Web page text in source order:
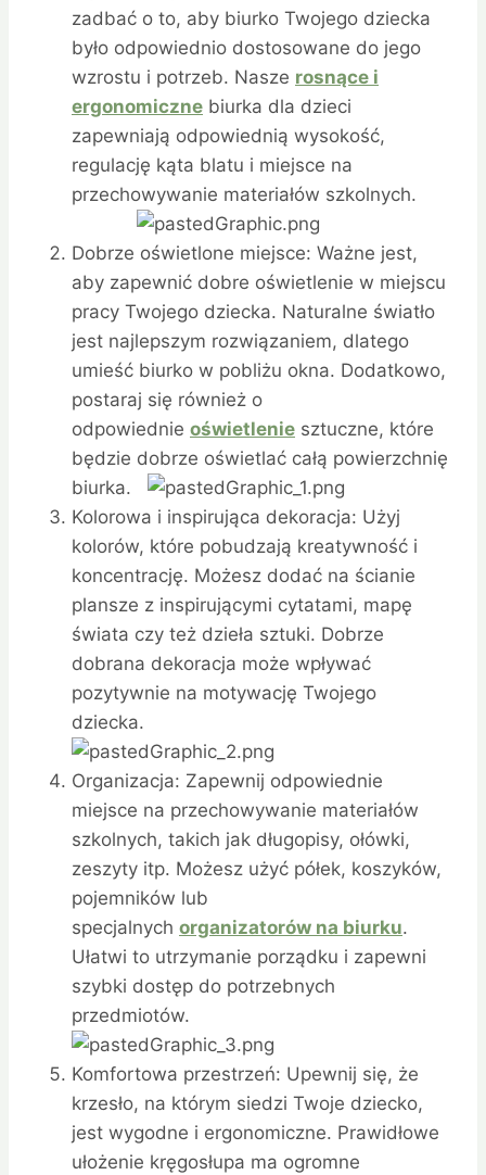
zadbać o to, aby biurko Twojego dziecka
było odpowiednio dostosowane do jego
wzrostu i potrzeb. Nasze rosnące i
ergonomiczne biurka dla dzieci
zapewniają odpowiednią wysokość,
regulację kąta blatu i miejsce na
przechowywanie materiałów szkolnych.
Dobrze oświetlone miejsce: Ważne jest,
aby zapewnić dobre oświetlenie w miejscu
pracy Twojego dziecka. Naturalne światło
jest najlepszym rozwiązaniem, dlatego
umieść biurko w pobliżu okna. Dodatkowo,
postaraj się również o
odpowiednie oświetlenie sztuczne, które
będzie dobrze oświetlać całą powierzchnię
biurka.
Kolorowa i inspirująca dekoracja: Użyj
kolorów, które pobudzają kreatywność i
koncentrację. Możesz dodać na ścianie
plansze z inspirującymi cytatami, mapę
świata czy też dzieła sztuki. Dobrze
dobrana dekoracja może wpływać
pozytywnie na motywację Twojego
dziecka.
Organizacja: Zapewnij odpowiednie
miejsce na przechowywanie materiałów
szkolnych, takich jak długopisy, ołówki,
zeszyty itp. Możesz użyć półek, koszyków,
pojemników lub
specjalnych organizatorów na biurku.
Ułatwi to utrzymanie porządku i zapewni
szybki dostęp do potrzebnych
przedmiotów.
Komfortowa przestrzeń: Upewnij się, że
krzesło, na którym siedzi Twoje dziecko,
jest wygodne i ergonomiczne. Prawidłowe
ułożenie kręgosłupa ma ogromne